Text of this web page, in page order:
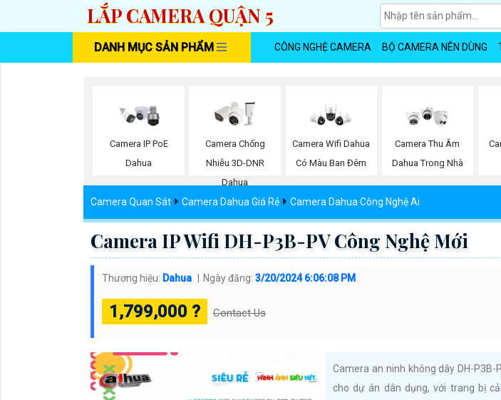
LẮP CAMERA QUẬN 5
DANH MỤC SẢN PHẨM CÔNG NGHỆ CAMERA BỘ CAMERA NÊN DÙNG
Camera IP PoE
Dahua
Camera Chống
Nhiễu 3D-DNR
Dahua
Camera Wifi Dahua
Có Màu Ban Đêm
Camera Thu Âm
Dahua Trong Nhà
Camera Quan Sát Camera Dahua Giá Rẻ Camera Dahua Công Nghệ Ai
Camera IP Wifi DH-P3B-PV Công Nghệ Mới
Thương hiệu: Dahua Ngày đăng: 3/20/2024 6:06:08 PM
1,799,000 ? Contact Us
Camera an ninh không dây DH-
cho dự án dân dụng, với trang bị